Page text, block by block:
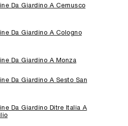
Da Giardino A Cernusco
Da Giardino A Cologno
Da Giardino A Monza
Da Giardino A Sesto San
Da Giardino Ditre Italia A